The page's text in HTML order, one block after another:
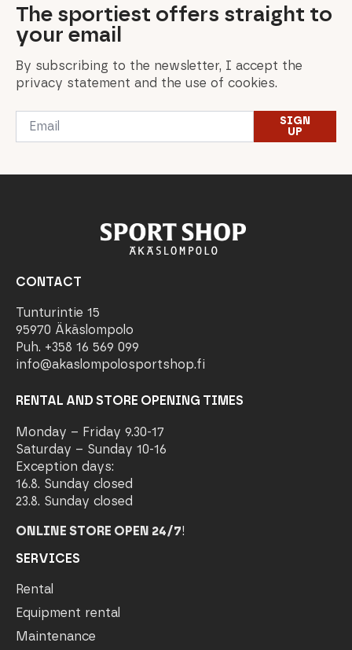
The sportiest offers straight to
your email
By subscribing to the newsletter, I accept the
privacy statement and the use of cookies.
Email
SIGN
UP
CONTACT
Tunturintie 15
95970 Äkäslompolo
Puh. +358 16 569 099
info@akaslompolosportshop.fi
RENTAL AND STORE OPENING TIMES
Monday – Friday 9.30-17
Saturday – Sunday 10-16
Exception days:
16.8. Sunday closed
23.8. Sunday closed
ONLINE STORE OPEN 24/7!
SERVICES
Rental
Equipment rental
Maintenance